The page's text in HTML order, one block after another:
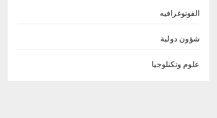
الفوتوغرافيه
شؤون دولية
علوم وتكنلوجيا